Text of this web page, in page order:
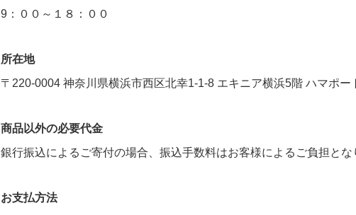
9：００～１８：００
所在地
〒220-0004 神奈川県横浜市西区北幸1-1-8 エキニア横浜5階 ハマポー
商品以外の必要代金
銀行振込によるご寄付の場合、振込手数料はお客様によるご負担とな
お支払方法